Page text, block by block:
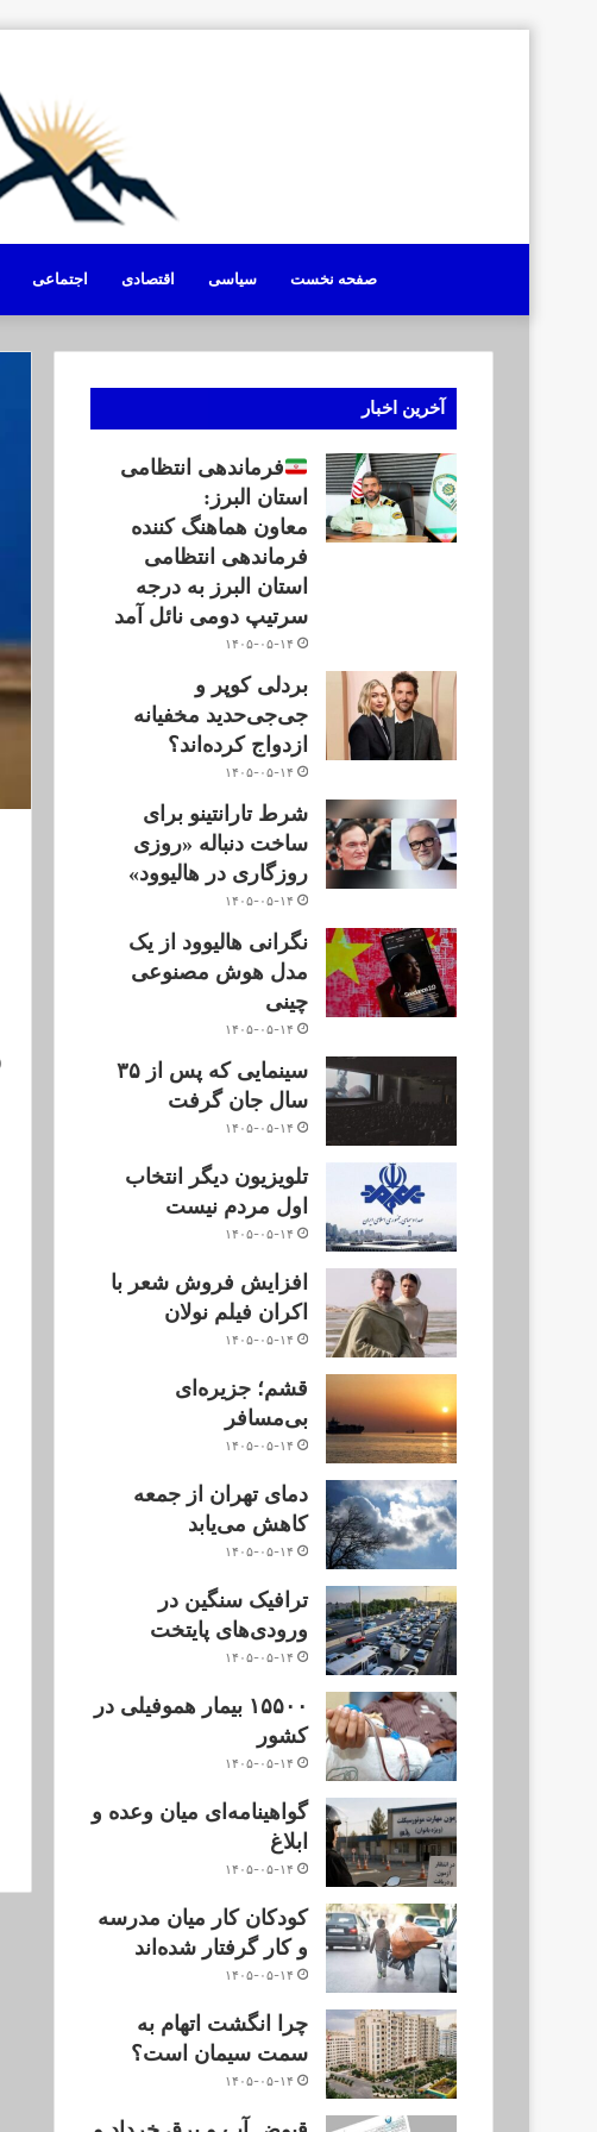
صفحه نخست سیاسی اقتصادی اجتماعی
آخرین اخبار
فرماندهی انتظامی
استان البرز:
معاون هماهنگ کننده
فرماندهی انتظامی
استان البرز به درجه
سرتیپ دومی نائل آمد
۱۴۰۵-۰۵-۱۴
بردلی کوپر و
جی‌جی‌حدید مخفیانه
ازدواج کرده‌اند؟
۱۴۰۵-۰۵-۱۴
شرط تارانتینو برای
ساخت دنباله «روزی
روزگاری در هالیوود»
۱۴۰۵-۰۵-۱۴
نگرانی هالیوود از یک
مدل هوش مصنوعی
چینی
۱۴۰۵-۰۵-۱۴
سینمایی که پس از ۳۵
سال جان گرفت
۱۴۰۵-۰۵-۱۴
تلویزیون دیگر انتخاب
اول مردم نیست
۱۴۰۵-۰۵-۱۴
افزایش فروش شعر با
اکران فیلم نولان
۱۴۰۵-۰۵-۱۴
قشم؛ جزیره‌ای
بی‌مسافر
۱۴۰۵-۰۵-۱۴
دمای تهران از جمعه
کاهش می‌یابد
۱۴۰۵-۰۵-۱۴
ترافیک سنگین در
ورودی‌های پایتخت
۱۴۰۵-۰۵-۱۴
۱۵۵۰۰ بیمار هموفیلی در
کشور
۱۴۰۵-۰۵-۱۴
گواهینامه‌ای میان وعده و
ابلاغ
۱۴۰۵-۰۵-۱۴
کودکان کار میان مدرسه
و کار گرفتار شده‌اند
۱۴۰۵-۰۵-۱۴
چرا انگشت اتهام به
سمت سیمان است؟
۱۴۰۵-۰۵-۱۴